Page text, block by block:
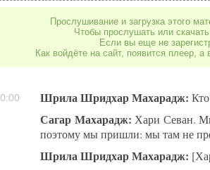
Прослушивание и загрузка этого
Чтобы прослушать или
Если вы еще не
Как войдёте на сайт, появится плеер,
Шрила Шридхар Махарадж:
Сагар Махарадж: Хари Севан.
поэтому мы пришли: мы там не
Шрила Шридхар Махарадж: